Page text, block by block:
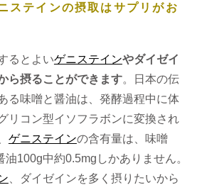
ステインの摂取はサプリがお
るとよいゲニステインやダイゼイ
ら摂ることができます。日本の伝
る味噌と醤油は、発酵過程中に体
リコン型イソフラボンに変換され
ゲニステインの含有量は、味噌
100g中約0.5mgしかありません。
、ダイゼインを多く摂りたいから